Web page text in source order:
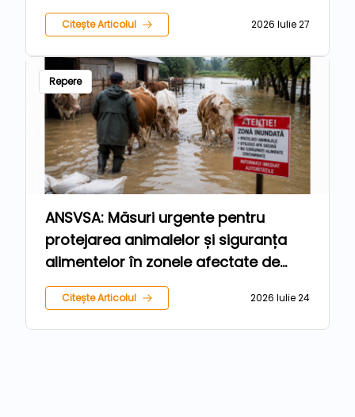
România
Citește Articolul 2026 Iulie 27
Repere
ANSVSA: Măsuri urgente pentru
protejarea animalelor și siguranța
alimentelor în zonele afectate de
inundații
Citește Articolul 2026 Iulie 24